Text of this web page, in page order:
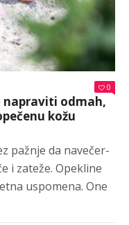
0
napraviti odmah,
kožu
pažnje da navečer-
i zateže. Opekline
uspomena. One